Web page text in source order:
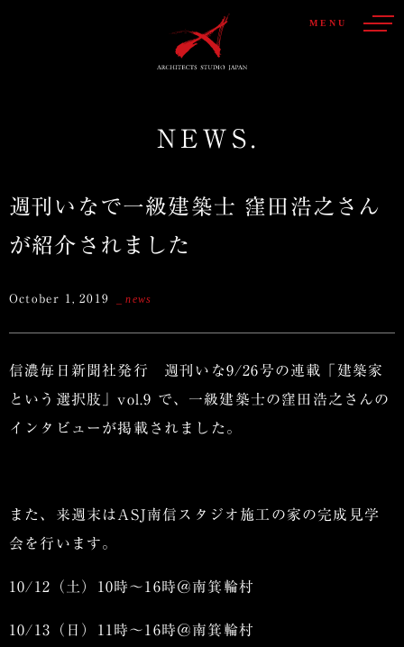
NEWS.
週刊いなで一級建築士 窪田浩之さん
が紹介されました
October 1, 2019 news
信濃毎日新聞社発行 週刊いな9/26号の連載「建築家
という選択肢」vol.9 で、一級建築士の窪田浩之さんの
インタビューが掲載されました。
また、来週末はASJ南信スタジオ施工の家の完成見学
会を行います。
10/12（土）10時～16時＠南箕輪村
10/13（日）11時～16時＠南箕輪村
MENU